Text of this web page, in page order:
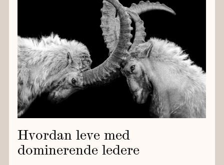
Hvordan leve med
dominerende ledere